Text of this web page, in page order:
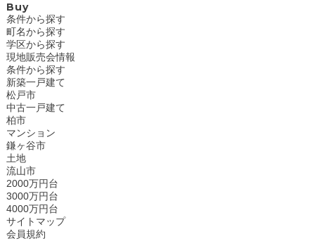
Buy
条件から探す
町名から探す
学区から探す
現地販売会情報
条件から探す
新築一戸建て
松戸市
中古一戸建て
柏市
マンション
鎌ヶ谷市
土地
流山市
2000万円台
3000万円台
4000万円台
サイトマップ
会員規約